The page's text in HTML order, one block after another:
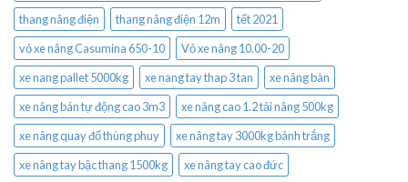
thang nâng điện
thang nâng điện 12m
tết 2021
vỏ xe nâng Casumina 650-10
Vỏ xe nâng 10.00-20
xe nang pallet 5000kg
xe nang tay thap 3 tan
xe nâng bàn
xe nâng bán tự động cao 3m3
xe nâng cao 1.2 tải nâng 500kg
xe nâng quay đổ thùng phuy
xe nâng tay 3000kg bánh trắng
xe nâng tay bậc thang 1500kg
xe nâng tay cao đức